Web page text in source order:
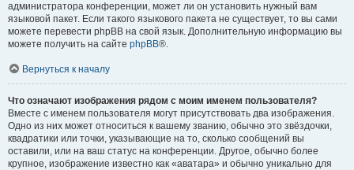
администратора конференции, может ли он установить нужный вам
языковой пакет. Если такого языкового пакета не существует, то вы сами
можете перевести phpBB на свой язык. Дополнительную информацию вы
можете получить на сайте phpBB®.
Вернуться к началу
Что означают изображения рядом с моим именем пользователя?
Вместе с именем пользователя могут присутствовать два изображения.
Одно из них может относиться к вашему званию, обычно это звёздочки,
квадратики или точки, указывающие на то, сколько сообщений вы
оставили, или на ваш статус на конференции. Другое, обычно более
крупное, изображение известно как «аватара» и обычно уникально для